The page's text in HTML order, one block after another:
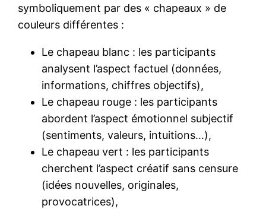
symboliquement par des « chapeaux » de
couleurs différentes :
Le chapeau blanc : les participants
analysent l’aspect factuel (données,
informations, chiffres objectifs),
Le chapeau rouge : les participants
abordent l’aspect émotionnel subjectif
(sentiments, valeurs, intuitions…),
Le chapeau vert : les participants
cherchent l’aspect créatif sans censure
(idées nouvelles, originales,
provocatrices),